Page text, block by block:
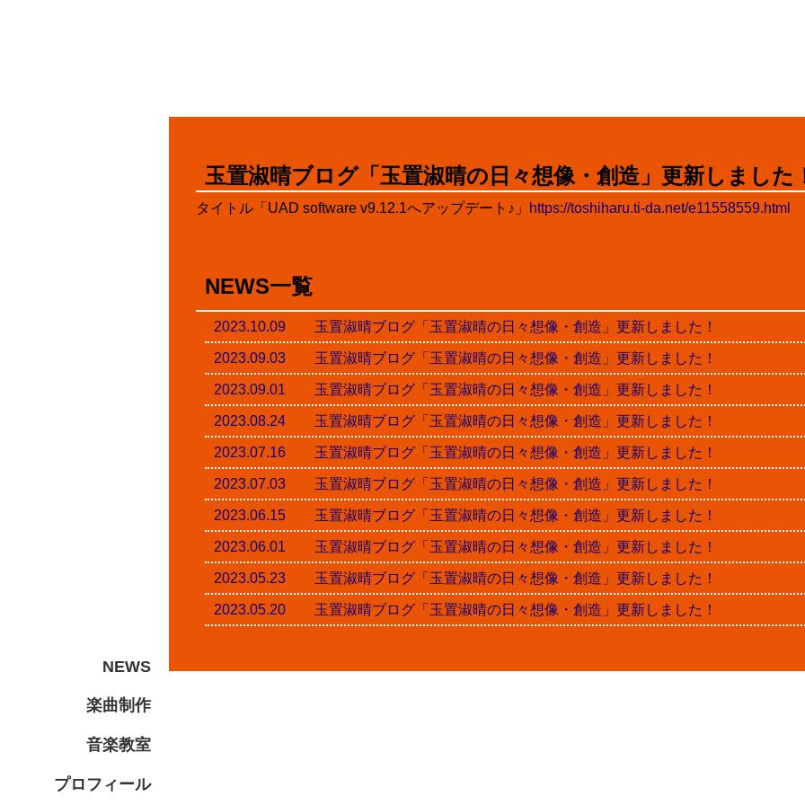
NEWS
楽曲制作
音楽教室
プロフィール
玉置淑晴ブログ「玉置淑晴の日々想像・創造」更新しました
タイトル「UAD software v9.12.1へアップデート♪」
https://toshiharu.ti-da.net/e11558559.html
NEWS一覧
2023.10.09 玉置淑晴ブログ「玉置淑晴の日々想像・創造」更新しました！
2023.09.03 玉置淑晴ブログ「玉置淑晴の日々想像・創造」更新しました！
2023.09.01 玉置淑晴ブログ「玉置淑晴の日々想像・創造」更新しました！
2023.08.24 玉置淑晴ブログ「玉置淑晴の日々想像・創造」更新しました！
2023.07.16 玉置淑晴ブログ「玉置淑晴の日々想像・創造」更新しました！
2023.07.03 玉置淑晴ブログ「玉置淑晴の日々想像・創造」更新しました！
2023.06.15 玉置淑晴ブログ「玉置淑晴の日々想像・創造」更新しました！
2023.06.01 玉置淑晴ブログ「玉置淑晴の日々想像・創造」更新しました！
2023.05.23 玉置淑晴ブログ「玉置淑晴の日々想像・創造」更新しました！
2023.05.20 玉置淑晴ブログ「玉置淑晴の日々想像・創造」更新しました！